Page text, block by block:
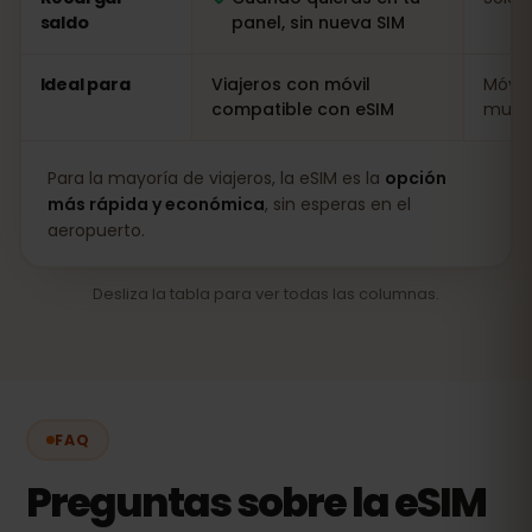
saldo
panel, sin nueva SIM
Ideal para
Viajeros con móvil
compatible con eSIM
muy
Para la mayoría de viajeros, la eSIM es la opción
más rápida y económica, sin esperas en el
aeropuerto.
Desliza la tabla para ver todas las columnas.
FAQ
Preguntas sobre la eSIM